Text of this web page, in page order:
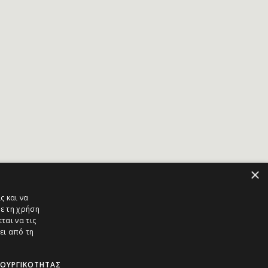
×
και να
τη χρήση
να τις
από τη